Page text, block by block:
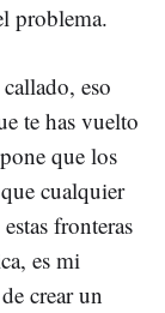
problema.
eso
te has vuelto
que los
cualquier
fronteras
es mi
crear un